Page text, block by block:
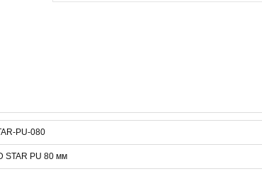
PU-080
STAR PU 80 мм